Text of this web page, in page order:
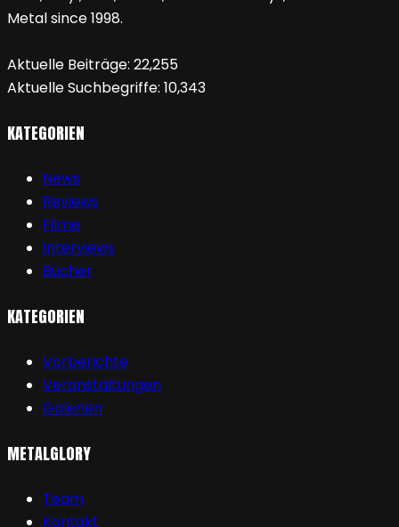
Metal since 1998.
Aktuelle Beiträge: 22,255
Aktuelle Suchbegriffe: 10,343
KATEGORIEN
News
Reviews
Filme
Interviews
Bücher
KATEGORIEN
Vorberichte
Veranstaltungen
Galerien
METALGLORY
Team
Kontakt